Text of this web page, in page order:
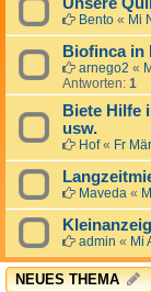
Unsere
Bento « Mi
Biofinca in
arnego2 «
Antworten: 1
Biete Hilfe
usw.
Hof« Fr
Maveda «
admin « Mi
NEUES THEMA